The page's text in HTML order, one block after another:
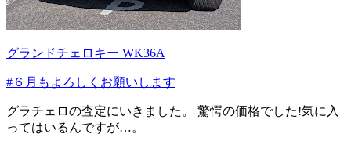
グランドチェロキー WK36A
#６月もよろしくお願いします
グラチェロの査定にいきました。 驚愕の価格でした!気に入
ってはいるんですが…。